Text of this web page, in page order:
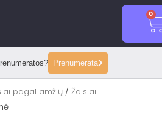
0
Prenumerata
pagal amžių / Žaislai